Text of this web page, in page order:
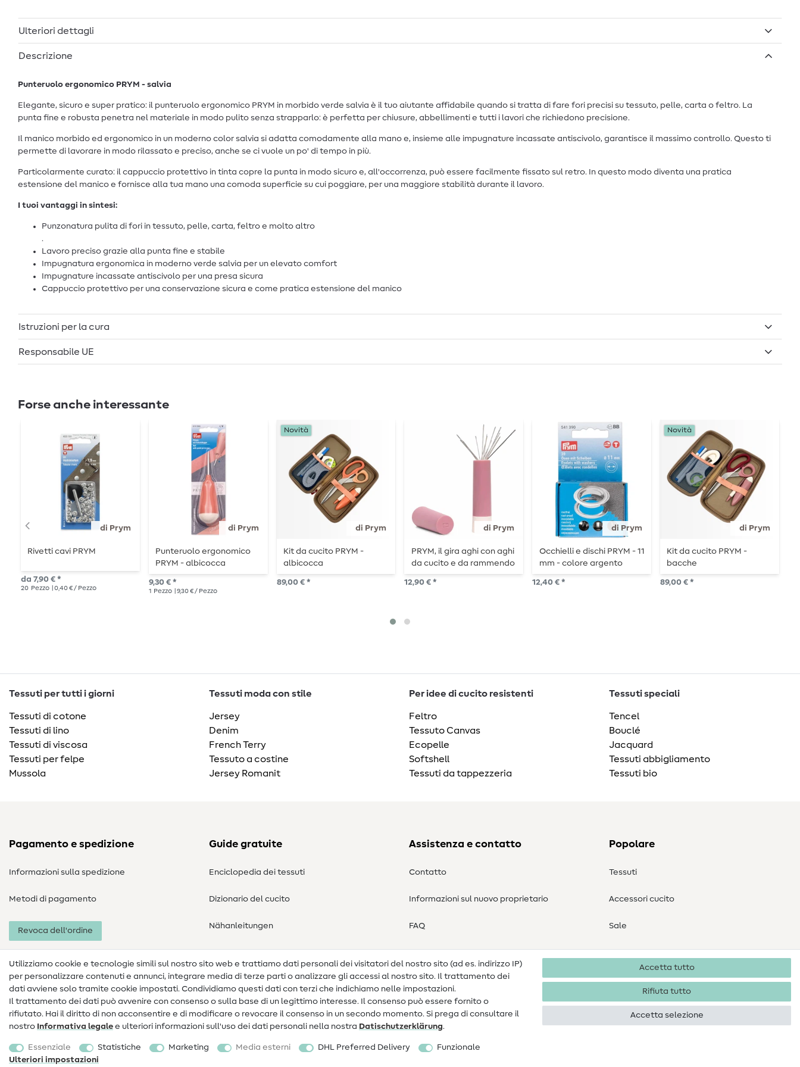
Ulteriori dettagli
Descrizione
Punteruolo ergonomico PRYM - salvia
Elegante, sicuro e super pratico: il punteruolo ergonomico PRYM in morbido verde salvia è il tuo aiutante affidabile quando si tratta di fare fori precisi su tessuto, pelle, carta o feltro. La
punta fine e robusta penetra nel materiale in modo pulito senza strapparlo: è perfetta per chiusure, abbellimenti e tutti i lavori che richiedono precisione.
Il manico morbido ed ergonomico in un moderno color salvia si adatta comodamente alla mano e, insieme alle impugnature incassate antiscivolo, garantisce il massimo controllo. Questo ti
permette di lavorare in modo rilassato e preciso, anche se ci vuole un po' di tempo in più.
Particolarmente curato: il cappuccio protettivo in tinta copre la punta in modo sicuro e, all'occorrenza, può essere facilmente fissato sul retro. In questo modo diventa una pratica
estensione del manico e fornisce alla tua mano una comoda superficie su cui poggiare, per una maggiore stabilità durante il lavoro.
I tuoi vantaggi in sintesi:
Punzonatura pulita di fori in tessuto, pelle, carta, feltro e molto altro
.
Lavoro preciso grazie alla punta fine e stabile
Impugnatura ergonomica in moderno verde salvia per un elevato comfort
Impugnature incassate antiscivolo per una presa sicura
Cappuccio protettivo per una conservazione sicura e come pratica estensione del manico
Istruzioni per la cura
Responsabile UE
Forse anche interessante
di Prym
Rivetti cavi PRYM
da 7,90 € *
20 Pezzo | 0,40 € / Pezzo
di Prym
Punteruolo ergonomico
PRYM - albicocca
9,30 € *
1 Pezzo | 9,30 € / Pezzo
di Prym
Novità
Kit da cucito PRYM -
albicocca
89,00 € *
di Prym
PRYM, il gira aghi con aghi
da cucito e da rammendo
- Bacca
12,90 € *
di Prym
Occhielli e dischi PRYM - 11
mm - colore argento
12,40 € *
di Prym
Novità
Kit da cucito PRYM -
bacche
89,00 € *
Tessuti per tutti i giorni
Tessuti di cotone
Tessuti di lino
Tessuti di viscosa
Tessuti per felpe
Mussola
Tessuti moda con stile
Jersey
Denim
French Terry
Tessuto a costine
Jersey Romanit
Per idee di cucito resistenti
Feltro
Tessuto Canvas
Ecopelle
Softshell
Tessuti da tappezzeria
Tessuti speciali
Tencel
Bouclé
Jacquard
Tessuti abbigliamento
Tessuti bio
Pagamento e spedizione
Informazioni sulla spedizione
Metodi di pagamento
Revoca dell'ordine
Guide gratuite
Enciclopedia dei tessuti
Dizionario del cucito
Nähanleitungen
Assistenza e contatto
Contatto
Informazioni sul nuovo proprietario
FAQ
Popolare
Tessuti
Accessori cucito
Sale
Utilizziamo cookie e tecnologie simili sul nostro sito web e trattiamo dati personali dei visitatori del nostro sito (ad es. indirizzo IP)
per personalizzare contenuti e annunci, integrare media di terze parti o analizzare gli accessi al nostro sito. Il trattamento dei
dati avviene solo tramite cookie impostati. Condividiamo questi dati con terzi che indichiamo nelle impostazioni.
Il trattamento dei dati può avvenire con consenso o sulla base di un legittimo interesse. Il consenso può essere fornito o
rifiutato. Hai il diritto di non acconsentire e di modificare o revocare il consenso in un secondo momento. Si prega di consultare il
nostro Informativa legale e ulteriori informazioni sull'uso dei dati personali nella nostra Dati­schutz­erklärung.
Essenziale Statistiche Marketing Media esterni DHL Preferred Delivery
Funzionale
Ulteriori impostazioni
Accetta tutto
Rifiuta tutto
Accetta selezione
Informazioni legali Privacy
Condizioni generali
Diritto di recesso